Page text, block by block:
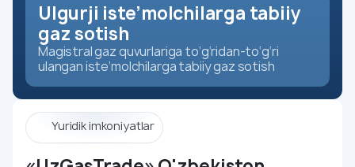
Ulgurji iste’molchilarga tabiiy
gaz sotish
Magistral gaz quvurlariga to‘g‘ridan-to‘g‘ri
ulangan iste’molchilarga tabiiy gaz sotish
Yuridik imkoniyatlar